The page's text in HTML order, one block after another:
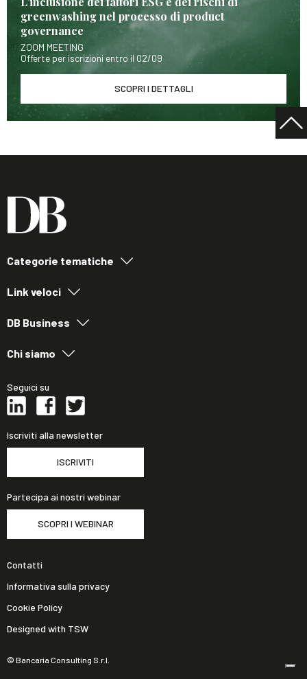
greenwashing nel processo di product
governance
ZOOM MEETING
Offerte per iscrizioni entro il 02/09
SCOPRI I DETTAGLI
Categorie tematiche
Link veloci
DB Business
Chi siamo
Seguici su
Iscriviti alla newsletter
ISCRIVITI
Partecipa ai nostri webinar
SCOPRI I WEBINAR
© Bancaria Consulting S.r.l.
Contatti
Informativa sulla privacy
Cookie Policy
Designed with TSW